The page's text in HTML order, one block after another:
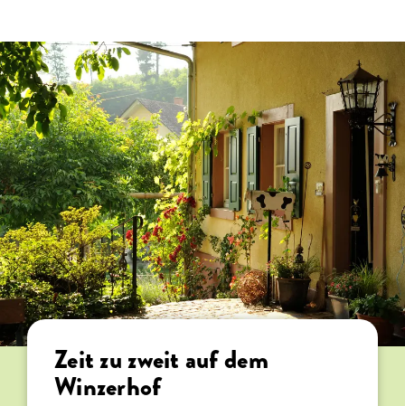
Zeit zu zweit auf dem
Winzerhof
Erlebnis Weingut in Baden-
Württemberg